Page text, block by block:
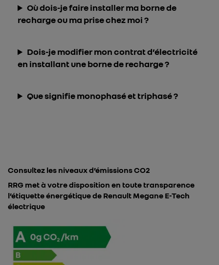
Où dois-je faire installer ma borne de
recharge ou ma prise chez moi ?
Dois-je modifier mon contrat d’électricité
en installant une borne de recharge ?
Que signifie monophasé et triphasé ?
Consultez les niveaux d’émissions CO2
RRG met à votre disposition en toute transparence
l’étiquette énergétique de Renault Megane E-Tech
électrique